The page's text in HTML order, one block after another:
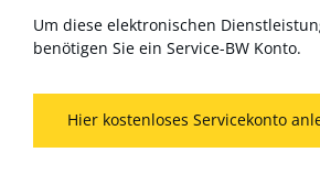
Um diese elektronischen
benötigen Sie ein Service-BW Konto.
Hier kostenloses Servicekonto